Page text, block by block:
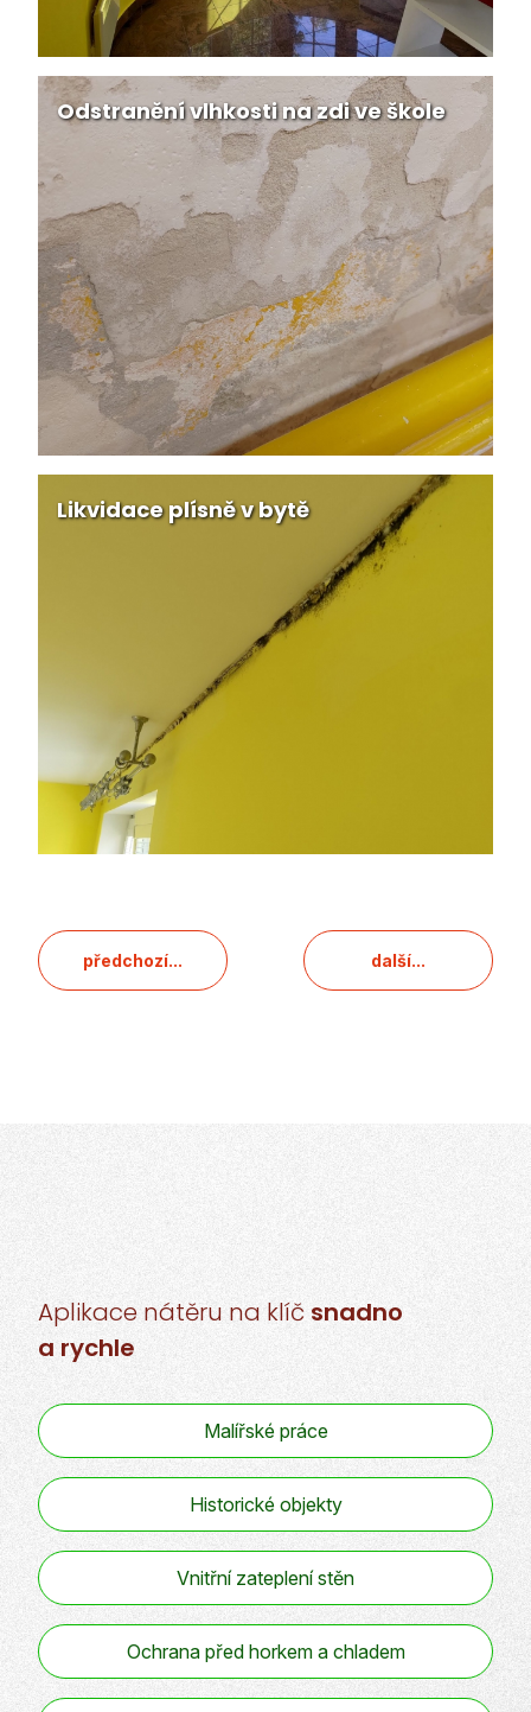
Odstranění vlhkosti na zdi ve škole
Likvidace plísně v bytě
předchozí... další...
Aplikace nátěru na klíč snadno
a rychle
Malířské práce
Historické objekty
Vnitřní zateplení stěn
Ochrana před horkem a chladem